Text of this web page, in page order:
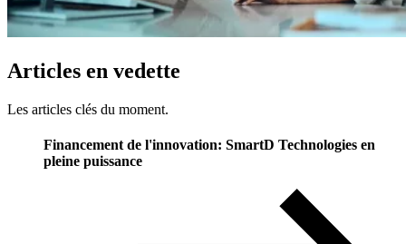
Articles en vedette
Les articles clés du moment.
Financement de l'innovation: SmartD Technologies en
pleine puissance